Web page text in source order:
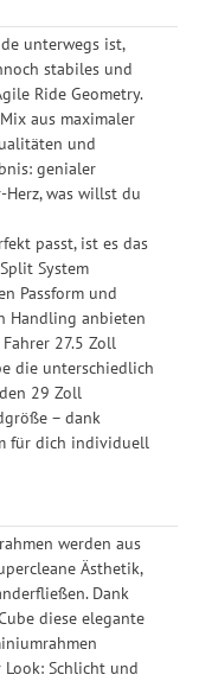
unterwegs ist,
stabiles und
Ride Geometry.
aus maximaler
und
genialer
was willst du
passt, ist es das
System
Passform und
Handling anbieten
27.5 Zoll
die unterschiedlich
29 Zoll
– dank
für dich individuell
werden aus
Ästhetik,
Dank
diese elegante
Schlicht und